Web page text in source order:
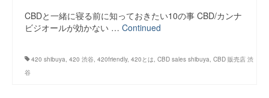
CBDと一緒に寝る前に知っておきたい10の事 CBD/カンナ
ビジオールが効かない … Continued
420 shibuya, 420 渋谷, 420friendly, 420とは, CBD sales shibuya, CBD 販売店 渋
谷